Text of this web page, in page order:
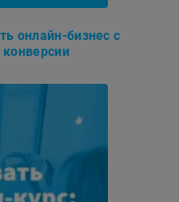
онлайн-бизнес с